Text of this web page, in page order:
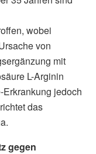
wobei
von
mit
L-Arginin
jedoch
das
gegen